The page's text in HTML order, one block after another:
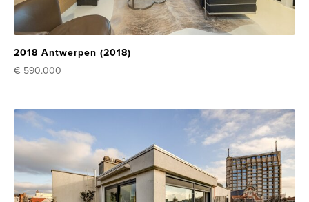
2018 Antwerpen (2018)
€ 590.000